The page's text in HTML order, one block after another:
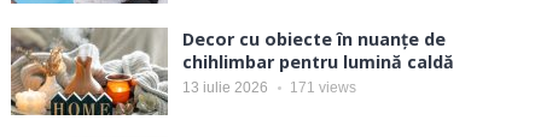
Decor cu obiecte în nuanțe de
chihlimbar pentru lumină caldă
13 iulie 2026 171 views